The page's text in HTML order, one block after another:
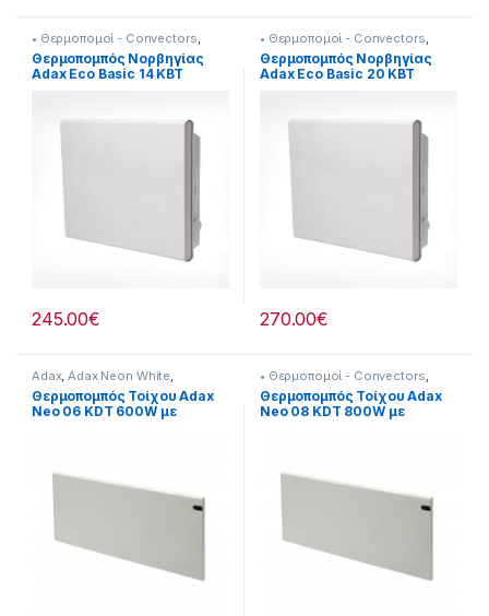
• Θερμοπομοί - Convectors,
Adax Adax Eco Basic,
Θερναντικά
Θερμοπομπός Νορβηγίας
Adax Eco Basic 14 KBT
245.00€
• Θερμοπομοί - Convectors,
Adax Adax Eco Basic,
Θερναντικά
Θερμοπομπός Νορβηγίας
Adax Eco Basic 20 KBT
270.00€
Adax,Adax Neon White,
Θερναντικά
Θερμοπομπός Τοίχου Adax
Neo 06 KDT 600W με
• Θερμοπομοί - Convectors,
Adax , Adax Neon White
Θερναντικά
Θερμοπομπός Τοίχου Adax
Neo 08 KDT 800W με